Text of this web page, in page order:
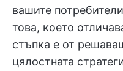
вашите
това, което
стъпка е от
цялостната